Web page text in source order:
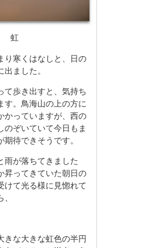
虹
り寒くはなしと、日の
ました。
て歩き出すと、気持ち
す。鳥海山の上の方に
かっていますが、西の
のぞいていて今日もま
待できそうです。
雨が落ちてきました
昇ってきていた朝日の
けて光る様に見惚れて
きな大きな虹色の半円